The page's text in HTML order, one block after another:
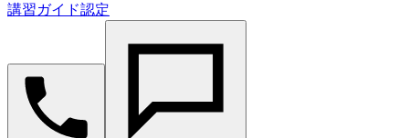
講習ガイド認定